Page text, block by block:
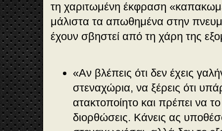
τη χαριτωμένη έκφραση
μάλιστα τα απωθημένα στην
έχουν σβηστεί από τη χάρη της
«Αν βλέπεις ότι δεν έχεις
στεναχώρια, να ξέρεις ότι
ατακτοποίητο και πρέπει να
διορθώσεις. Κάνεις ας